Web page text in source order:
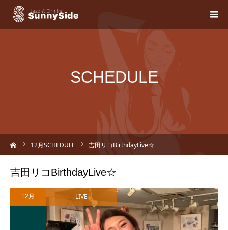
SCHEDULE
12月SCHEDULE 吉田リコBirthdayLive☆
吉田リコBirthdayLive☆
12月 LIVE